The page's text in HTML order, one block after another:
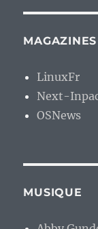
MAGAZINES
LinuxFr
Next-
OSNews
MUSIQUE